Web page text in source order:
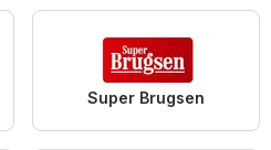
Super Brugsen